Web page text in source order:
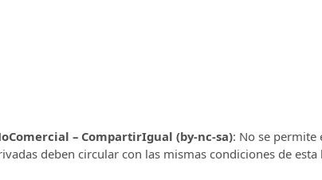
– CompartirIgual (by-nc-sa): No se permite
deben circular con las mismas condiciones de